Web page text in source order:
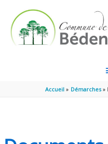
Accueil Démarches